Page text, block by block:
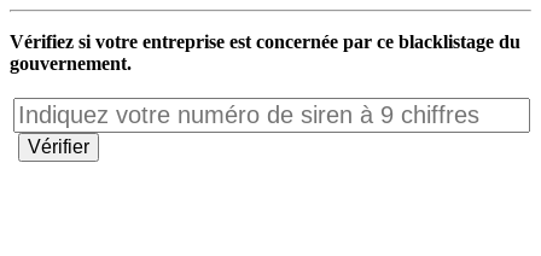
Vérifiez si votre entreprise est concernée par ce blacklistage du
gouvernement.